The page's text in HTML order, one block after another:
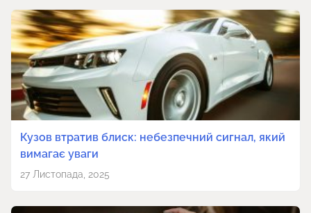
Кузов втратив блиск: небезпечний сигнал, який
вимагає уваги
27 Листопада, 2025